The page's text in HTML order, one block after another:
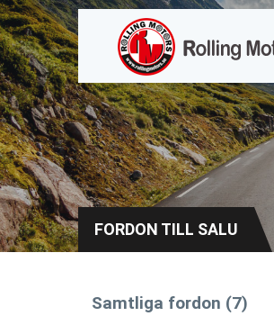
FORDON TILL SALU
Samtliga fordon (7)